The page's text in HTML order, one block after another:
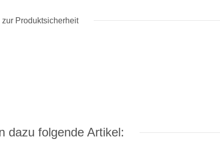
Produktsicherheit
dazu folgende Artikel: